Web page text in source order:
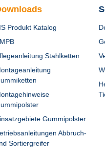
Produkt Katalog
Stahlketten
Gummipolster
Abbruch-
Sortiergreifer